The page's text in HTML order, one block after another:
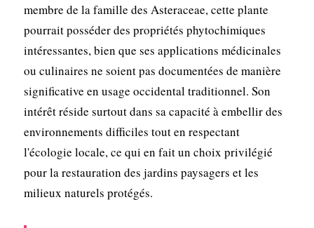
membre de la famille des Asteraceae, cette plante
pourrait posséder des propriétés phytochimiques
intéressantes, bien que ses applications médicinales
ou culinaires ne soient pas documentées de manière
significative en usage occidental traditionnel. Son
intérêt réside surtout dans sa capacité à embellir des
environnements difficiles tout en respectant
l'écologie locale, ce qui en fait un choix privilégié
pour la restauration des jardins paysagers et les
milieux naturels protégés.